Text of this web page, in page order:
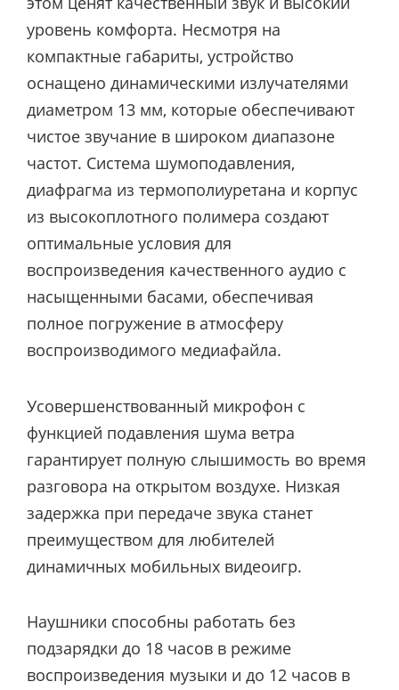
уровень комфорта. Несмотря на
компактные габариты, устройство
оснащено динамическими излучателями
диаметром 13 мм, которые обеспечивают
чистое звучание в широком диапазоне
частот. Система шумоподавления,
диафрагма из термополиуретана и корпус
из высокоплотного полимера создают
оптимальные условия для
воспроизведения качественного аудио с
насыщенными басами, обеспечивая
полное погружение в атмосферу
воспроизводимого медиафайла.
Усовершенствованный микрофон с
функцией подавления шума ветра
гарантирует полную слышимость во время
разговора на открытом воздухе. Низкая
задержка при передаче звука станет
преимуществом для любителей
динамичных мобильных видеоигр.
Наушники способны работать без
подзарядки до 18 часов в режиме
воспроизведения музыки и до 12 часов в